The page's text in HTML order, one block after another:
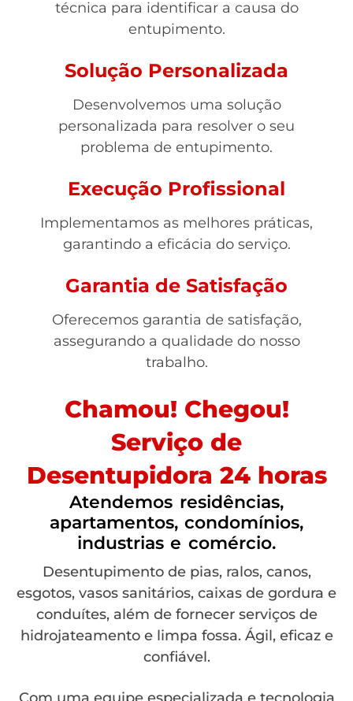
técnica para identificar a causa do
entupimento.
Solução Personalizada
Desenvolvemos uma solução
personalizada para resolver o seu
problema de entupimento.
Execução Profissional
Implementamos as melhores práticas,
garantindo a eficácia do serviço.
Garantia de Satisfação
Oferecemos garantia de satisfação,
assegurando a qualidade do nosso
trabalho.
Chamou! Chegou!
Serviço de
Desentupidora 24 horas
Atendemos residências,
apartamentos, condomínios,
industrias e comércio.
Desentupimento de pias, ralos, canos,
esgotos, vasos sanitários, caixas de gordura e
conduítes, além de fornecer serviços de
hidrojateamento e limpa fossa. Ágil, eficaz e
confiável.